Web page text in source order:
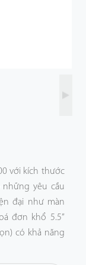
với kích thước
yêu cầu
đại như màn
đơn khổ 5.5”
có khả năng